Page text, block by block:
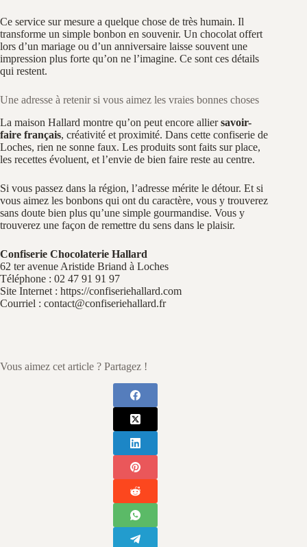
Ce service sur mesure a quelque chose de très humain. Il
transforme un simple bonbon en souvenir. Un chocolat offert
lors d’un mariage ou d’un anniversaire laisse souvent une
impression plus forte qu’on ne l’imagine. Ce sont ces détails
qui restent.
Une adresse à retenir si vous aimez les vraies bonnes choses
La maison Hallard montre qu’on peut encore alliersavoir-
faire français, créativité et proximité. Dans cette confiserie de
Loches, rien ne sonne faux. Les produits sont faits sur place,
les recettes évoluent, et l’envie de bien faire reste au centre.
Si vous passez dans la région, l’adresse mérite le détour. Et si
vous aimez les bonbons qui ont du caractère, vous y trouverez
sans doute bien plus qu’une simple gourmandise. Vous y
trouverez une façon de remettre du sens dans le plaisir.
Confiserie Chocolaterie Hallard
62 ter avenue Aristide Briand à Loches
Téléphone : 02 47 91 91 97
Site Internet : https://confiseriehallard.com
Courriel : contact@confiseriehallard.fr
Vous aimez cet article ? Partagez !